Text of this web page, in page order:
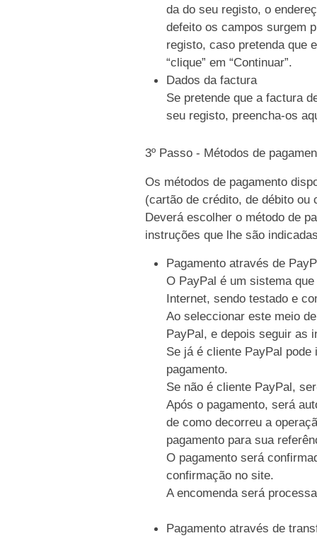
da do seu registo, o
defeito os campos surgem
registo, caso pretenda que
“clique” em “Continuar”.
Dados da factura
Se pretende que a factura
seu registo, preencha-os
3º Passo - Métodos de
Os métodos de pagamento
(cartão de crédito, de débito ou
Deverá escolher o método de
instruções que lhe são
Pagamento através de
O PayPal é um sistema
Internet, sendo testado e
Ao seleccionar este meio
PayPal, e depois seguir as
Se já é cliente PayPal
pagamento.
Se não é cliente PayPal,
Após o pagamento, será
de como decorreu a
pagamento para sua
O pagamento será
confirmação no site.
A encomenda será
Pagamento através de